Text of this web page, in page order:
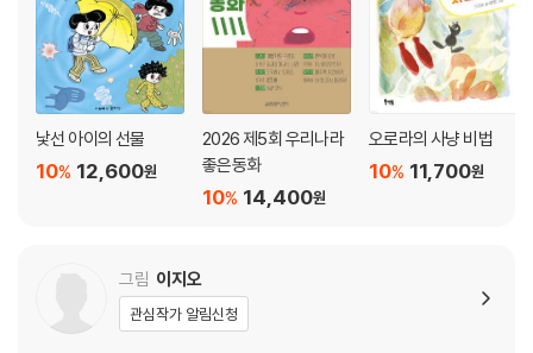
낯선 아이의 선물
12,600원
10%
2026 제5회 우리나라
좋은동화
14,400원
10%
오로라의 사냥 비법
11,700원
10%
그림 이지오
관심작가 알림신청